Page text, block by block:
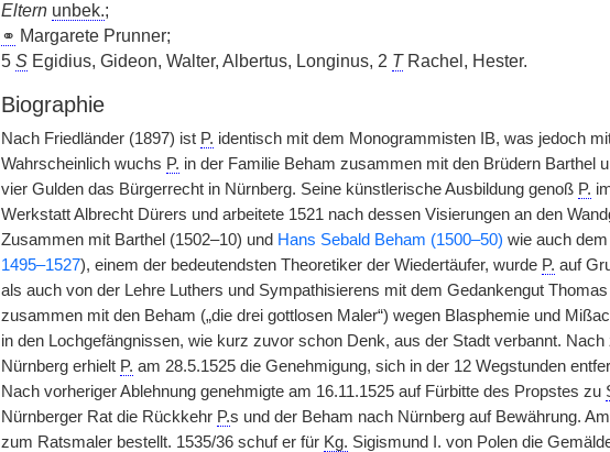
Eltern unbek.;
⚭ Margarete Prunner;
5 SEgidius, Gideon, Walter, Albertus, Longinus, 2 TRachel, Hester.
Biographie
Nach Friedländer (1897) ist P. identisch mit dem Monogrammisten IB, was jedoch
Wahrscheinlich wuchs P. in der Familie Beham zusammen mit den Brüdern Barthel
vier Gulden das Bürgerrecht in Nürnberg. Seine künstlerische Ausbildung genoß P.
Werkstatt Albrecht Dürers und arbeitete 1521 nach dessen Visierungen an den
Zusammen mit Barthel (1502–10) und Hans Sebald Beham (1500–50) wie auch
1495–1527), einem der bedeutendsten Theoretiker der Wiedertäufer, wurde P. auf
als auch von der Lehre Luthers und Sympathisierens mit dem Gedankengut
zusammen mit den Beham („die drei gottlosen Maler“) wegen Blasphemie und
in den Lochgefängnissen, wie kurz zuvor schon Denk, aus der Stadt verbannt.
Nürnberg erhielt P. am 28.5.1525 die Genehmigung, sich in der 12 Wegstunden
Nach vorheriger Ablehnung genehmigte am 16.11.1525 auf Fürbitte des Propstes zu
Nürnberger Rat die Rückkehr P.s und der Beham nach Nürnberg auf Bewährung.
zum Ratsmaler bestellt. 1535/36 schuf er für Kg. Sigismund I. von Polen die